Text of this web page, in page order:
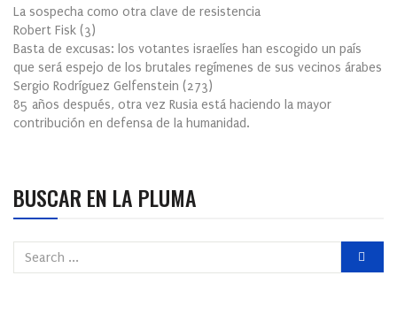
La sospecha como otra clave de resistencia
Robert Fisk (3)
Basta de excusas: los votantes israelíes han escogido un país
que será espejo de los brutales regímenes de sus vecinos árabes
Sergio Rodríguez Gelfenstein (273)
85 años después, otra vez Rusia está haciendo la mayor
contribución en defensa de la humanidad.
BUSCAR EN LA PLUMA